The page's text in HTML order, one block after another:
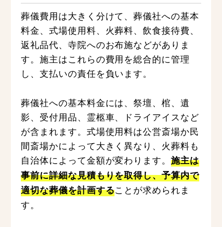
葬儀費用は大きく分けて、葬儀社への基本
料金、式場使用料、火葬料、飲食接待費、
返礼品代、寺院へのお布施などがありま
す。施主はこれらの費用を総合的に管理
し、支払いの責任を負います。
葬儀社への基本料金には、祭壇、棺、遺
影、受付用品、霊柩車、ドライアイスなど
が含まれます。式場使用料は公営斎場か民
間斎場かによって大きく異なり、火葬料も
自治体によって金額が変わります。 施主は
事前に詳細な見積もりを取得し、予算内で
適切な葬儀を計画することが求められま
す。